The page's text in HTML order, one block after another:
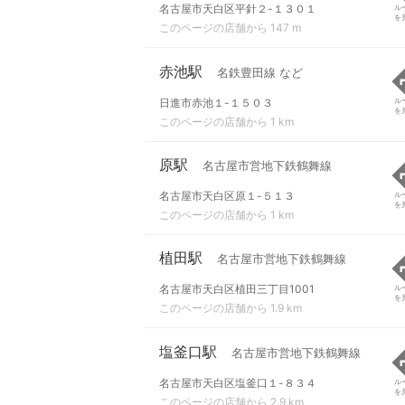
名古屋市天白区平針２-１３０１
このページの店舗から 147 m
ル
を
赤池駅 名鉄豊田線 など
日進市赤池１-１５０３
このページの店舗から 1 km
ル
を
原駅 名古屋市営地下鉄鶴舞線
名古屋市天白区原１-５１３
このページの店舗から 1 km
ル
を
植田駅 名古屋市営地下鉄鶴舞線
名古屋市天白区植田三丁目1001
このページの店舗から 1.9 km
ル
を
塩釜口駅 名古屋市営地下鉄鶴舞線
名古屋市天白区塩釜口１-８３４
このページの店舗から 2.9 km
ル
を